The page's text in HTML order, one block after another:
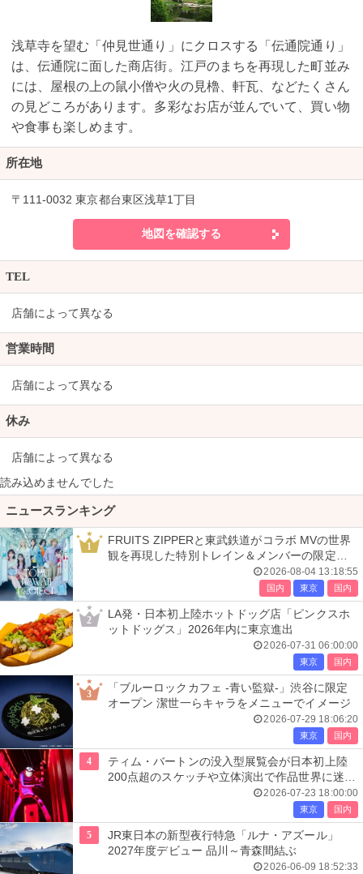
浅草寺を望む「仲見世通り」にクロスする「伝通院通り」
は、伝通院に面した商店街。江戸のまちを再現した町並み
には、屋根の上の鼠小僧や火の見櫓、軒瓦、などたくさん
の見どころがあります。多彩なお店が並んでいて、買い物
や食事も楽しめます。
所在地
〒111-0032 東京都台東区浅草1丁目
地図を確認する
TEL
店舗によって異なる
営業時間
店舗によって異なる
休み
店舗によって異なる
読み込めませんでした
ニュースランキング
1
FRUITS ZIPPERと東武鉄道がコラボ MVの世界
観を再現した特別トレイン＆メンバーの限定ア
2026-08-04 13:18:55
国内 東京 国内
2
LA発・日本初上陸ホットドッグ店「ピンクスホ
ットドッグス」2026年内に東京進出
2026-07-31 06:00:00
東京 国内
3
「ブルーロックカフェ -青い監獄-」渋谷に限定
オープン 潔世一らキャラをメニューでイメージ
2026-07-29 18:06:20
東京 国内
4
ティム・バートンの没入型展覧会が日本初上陸
200点超のスケッチや立体演出で作品世界に迷い
2026-07-23 18:00:00
東京 国内
5
JR東日本の新型夜行特急「ルナ・アズール」
2027年度デビュー 品川～青森間結ぶ
2026-06-09 18:52:33